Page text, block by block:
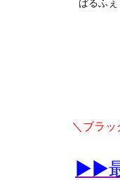
ぱるふぇ
＼ブラ
▶▶